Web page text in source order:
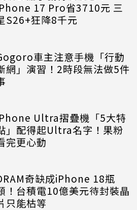
17 Pro省3710元 三
S26+狂降8千元
車主注意手機「行動
網」演習！2時段無法做5件
Ultra摺疊機「5大特
」配得起Ultra名字！果粉
完更心動
奇缺成iPhone 18瓶
！台積電10億美元待封裝晶
只能枯等